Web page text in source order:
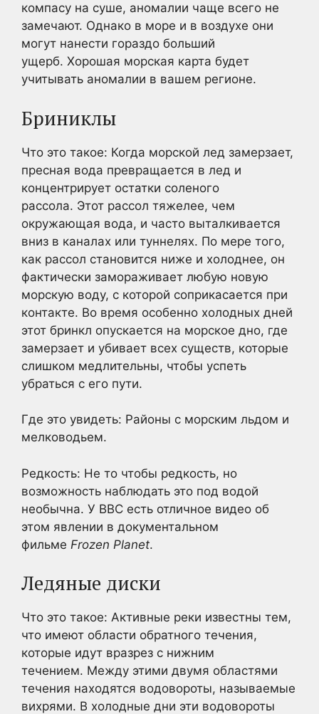
компасу на суше, аномалии чаще всего не
замечают. Однако в море и в воздухе они
могут нанести гораздо больший
ущерб. Хорошая морская карта будет
учитывать аномалии в вашем регионе.
Бриниклы
Что это такое: Когда морской лед замерзает,
пресная вода превращается в лед и
концентрирует остатки соленого
рассола. Этот рассол тяжелее, чем
окружающая вода, и часто выталкивается
вниз в каналах или туннелях. По мере того,
как рассол становится ниже и холоднее, он
фактически замораживает любую новую
морскую воду, с которой соприкасается при
контакте. Во время особенно холодных дней
этот бринкл опускается на морское дно, где
замерзает и убивает всех существ, которые
слишком медлительны, чтобы успеть
убраться с его пути.
Где это увидеть: Районы с морским льдом и
мелководьем.
Редкость: Не то чтобы редкость, но
возможность наблюдать это под водой
необычна. У BBC есть отличное видео об
этом явлении в документальном
фильме Frozen Planet.
Ледяные диски
Что это такое: Активные реки известны тем,
что имеют области обратного течения,
которые идут вразрез с нижним
течением. Между этими двумя областями
течения находятся водовороты, называемые
вихрями. В холодные дни эти водовороты